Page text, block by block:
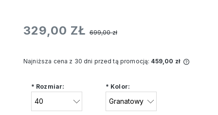
329,00 ZŁ 699,00 zł
Najniższa cena z 30 dni przed tą promocją: 459,00 zł
* Rozmiar: * Kolor: